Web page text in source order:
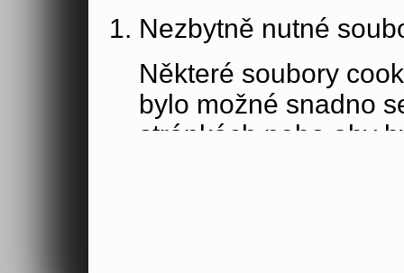
Nezbytně nutné
Některé soubory
bylo možné snadno
stránkách nebo aby